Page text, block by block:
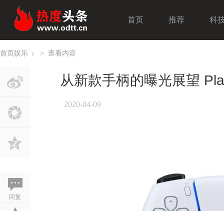
首页 推荐 科
首页 >
娱乐 查看内容
回复
从新款手柄的曝光展望
2020-04-09